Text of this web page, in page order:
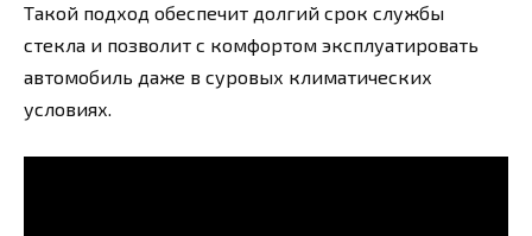
Такой подход обеспечит долгий срок службы
стекла и позволит с комфортом эксплуатировать
автомобиль даже в суровых климатических
условиях.